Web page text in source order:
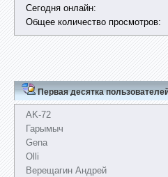
Сегодня онлайн:
Общее количество просмотров:
Первая десятка
AK-72
Гарымыч
Gena
Olli
Верещагин Андрей